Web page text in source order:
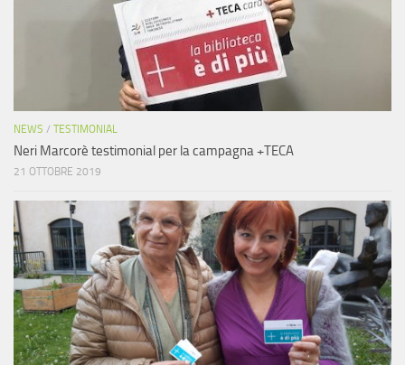
NEWS / TESTIMONIAL
Neri Marcorè testimonial per la campagna +TECA
21 OTTOBRE 2019